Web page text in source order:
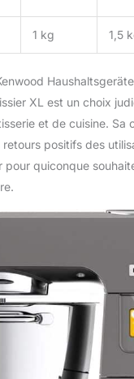
1 kg 1,5
XL est un choix
et de cuisine. Sa
positifs des
pour quiconque